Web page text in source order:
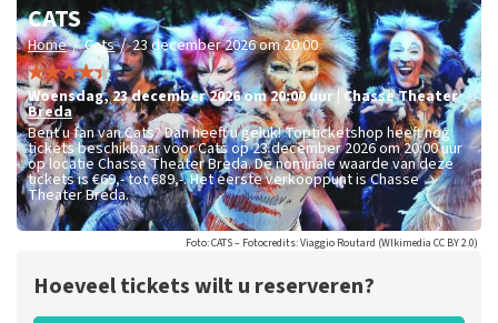
CATS
Home / Cats / 23 december 2026 om 20:00
woensdag,23 december 2026 om 20:00uur| Chasse Theater
Breda
Bent u fan van Cats? Dan heeft u geluk! Topticketshop heeft nog
tickets beschikbaar voor Cats op 23 december 2026 om 20:00 uur
op locatie Chasse Theater Breda. De nominale waarde van deze
tickets is€69,- tot €89,-. Het eerste verkooppunt is Chasse
Theater Breda.
Foto: CATS – Fotocredits: Viaggio Routard (WIkimedia CC BY 2.0)
Hoeveel tickets wilt u reserveren?